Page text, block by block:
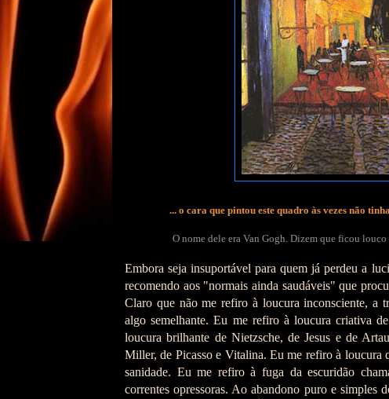
... o cara que pintou este quadro às vezes não
O nome dele era Van Gogh. Dizem que ficou
Embora seja insuportável para quem já perdeu a
recomendo aos "normais ainda saudáveis" que
Claro que não me refiro à loucura inconsciente, a
algo semelhante. Eu me refiro à loucura criativa
loucura brilhante de Nietzsche, de Jesus e de
Miller, de Picasso e Vitalina. Eu me refiro à loucura
sanidade. Eu me refiro à fuga da escuridão
correntes opressoras. Ao abandono puro e simples